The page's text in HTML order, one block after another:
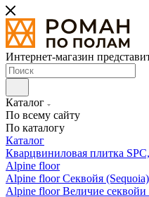
Интернет-магазин
Каталог
По всему сайту
По каталогу
Каталог
Кварцвиниловая плитка
Alpine floor
Alpine floor Секвойя
Alpine floor Величие секвойи